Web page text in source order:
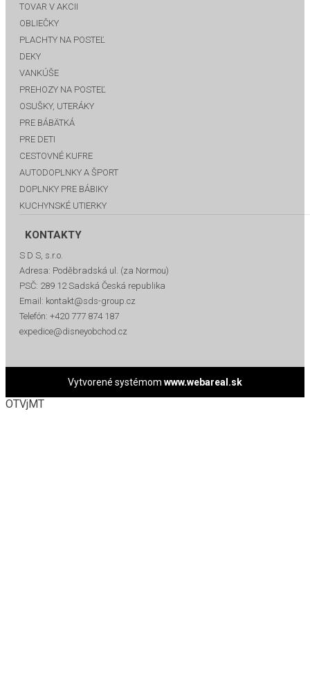
TOVAR V AKCII
OBLIEČKY
PLACHTY NA POSTEĽ
DEKY
VANKÚŠE
PREHOZY NA POSTEĽ
OSUŠKY, UTERÁKY
PRE BÁBÄTKÁ
PRE DETI
CESTOVNÉ KUFRE
AUTODOPLNKY A ŠPORT
DOPLNKY PRE BÁBIKY
KUCHYNSKÉ UTIERKY
KONTAKTY
S D S, s.r.o.
Adresa: Poděbradská ul. (za Normou)
PSČ: 289 12 Sadská Česká republika
Email: kontakt@sds-group.cz
Telefón: +420 777 874 187
expedice@disneyobchod.cz
Vytvorené systémom www.webareal.sk
OTVjMT